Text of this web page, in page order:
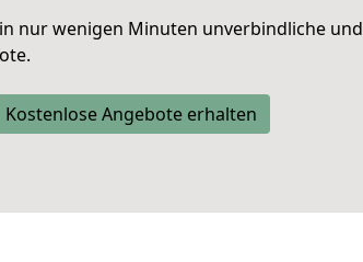
in nur wenigen Minuten unverbindliche und
Kostenlose Angebote erhalten